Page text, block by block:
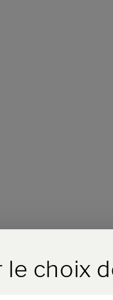
1 / 11
zum
choix